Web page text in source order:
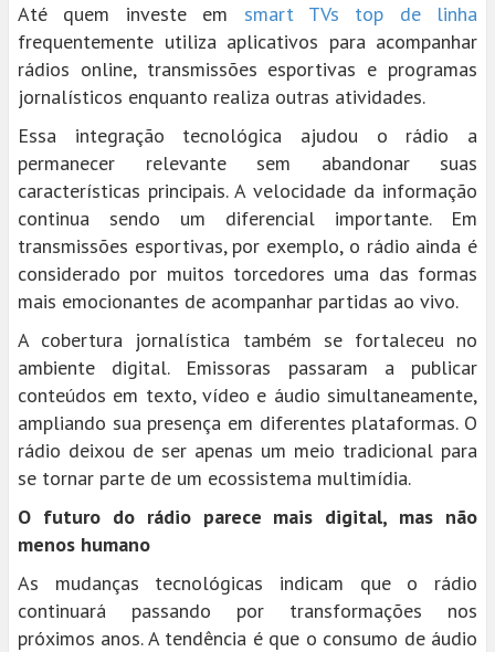
Até quem investe em smart TVs top de linha
frequentemente utiliza aplicativos para acompanhar
rádios online, transmissões esportivas e programas
jornalísticos enquanto realiza outras atividades.
Essa integração tecnológica ajudou o rádio a
permanecer relevante sem abandonar suas
características principais. A velocidade da informação
continua sendo um diferencial importante. Em
transmissões esportivas, por exemplo, o rádio ainda é
considerado por muitos torcedores uma das formas
mais emocionantes de acompanhar partidas ao vivo.
A cobertura jornalística também se fortaleceu no
ambiente digital. Emissoras passaram a publicar
conteúdos em texto, vídeo e áudio simultaneamente,
ampliando sua presença em diferentes plataformas. O
rádio deixou de ser apenas um meio tradicional para
se tornar parte de um ecossistema multimídia.
O futuro do rádio parece mais digital, mas não
menos humano
As mudanças tecnológicas indicam que o rádio
continuará passando por transformações nos
próximos anos. A tendência é que o consumo de áudio